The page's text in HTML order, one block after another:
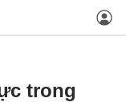
trong